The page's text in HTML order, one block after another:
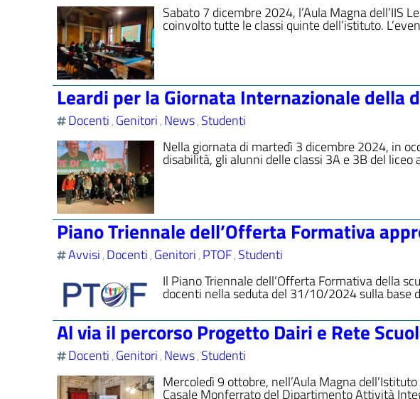
Sabato 7 dicembre 2024, l’Aula Magna dell’IIS
coinvolto tutte le classi quinte dell’istituto.
Leardi per la Giornata Internazionale della
Docenti, Genitori, News, Studenti
Nella giornata di martedì 3 dicembre 2024, in
disabilità, gli alunni delle classi 3A e 3B del
Piano Triennale dell’Offerta Formativa
Avvisi, Docenti, Genitori, PTOF, Studenti
Il Piano Triennale dell’Offerta Formativa della
docenti nella seduta del 31/10/2024 sulla base
Al via il percorso Progetto Dairi e Rete
Docenti, Genitori, News, Studenti
Mercoledì 9 ottobre, nell’Aula Magna
Casale Monferrato del Dipartimento Attività